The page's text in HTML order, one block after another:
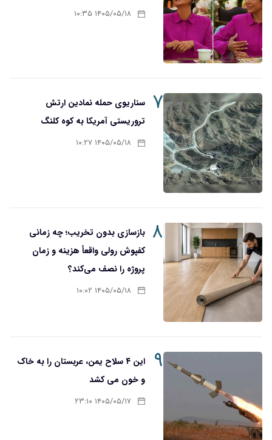
۱۴۰۵/۰۵/۱۸ ۱۰:۳۵
۷ سناریوی حمله نمادین ارتش
تروریستی آمریکا به کوه کلنگ
۱۴۰۵/۰۵/۱۸ ۱۰:۲۷
۸ بازسازی بدون تخریب؛ چه زمانی
کفپوش رولی واقعاً هزینه و زمان
پروژه را نصف می‌کند؟
۱۴۰۵/۰۵/۱۸ ۱۰:۰۲
۹
این ۴ سلاح یمن، عربستان را به خاک
و خون می کشد
۱۴۰۵/۰۵/۱۷ ۲۳:۱۰